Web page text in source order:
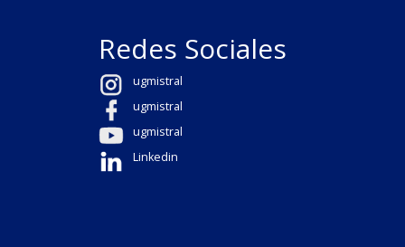
Redes Sociales
ugmistral
ugmistral
ugmistral
Linkedin